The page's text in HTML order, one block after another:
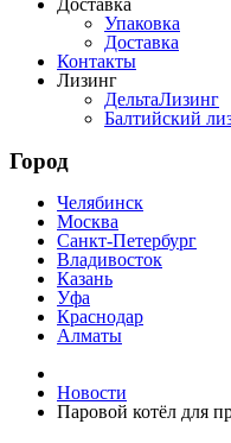
Доставка
Упаковка
Доставка
Контакты
Лизинг
ДельтаЛизинг
Балтийский
Город
Челябинск
Москва
Санкт-Петербург
Владивосток
Казань
Уфа
Краснодар
Алматы
Новости
Паровой котёл для